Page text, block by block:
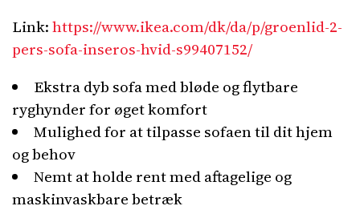
Link:https://www.ikea.com/dk/da/p/groenlid-2-
pers-sofa-inseros-hvid-s99407152/
Ekstra dyb sofa med bløde og flytbare
ryghynder for øget komfort
Mulighed for at tilpasse sofaen til dit hjem
og behov
Nemt at holde rent med aftagelige og
maskinvaskbare betræk